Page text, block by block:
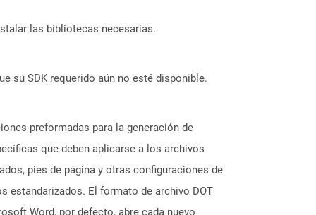
las bibliotecas necesarias.
su SDK requerido aún no esté disponible.
preformadas para la generación de
que deben aplicarse a los archivos
pies de página y otras configuraciones de
estandarizados. El formato de archivo DOT
Word, por defecto, abre cada nuevo